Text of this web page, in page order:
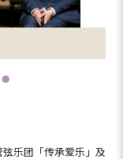
乐团「传承爱乐」及